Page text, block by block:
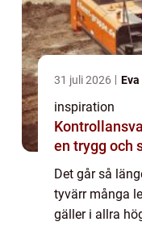
31 juli 2026
inspiration
Kontrollansvarig
en trygg och
Det går så
tyvärr många
gäller i allra